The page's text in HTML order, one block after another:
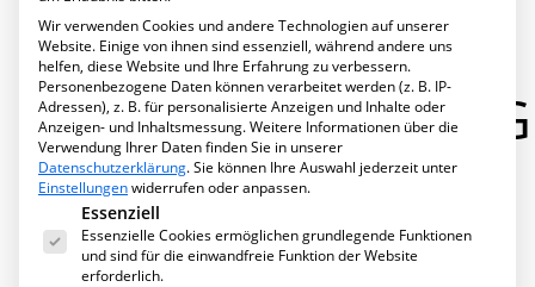
SCHLAGWORT:
KOSTENRECHNUNG
Wir verwenden Cookies und andere Technologien auf unserer
Website. Einige von ihnen sind essenziell, während andere uns
helfen, diese Website und Ihre Erfahrung zu verbessern.
Personenbezogene Daten können verarbeitet werden (z. B. IP-
Adressen), z. B. für personalisierte Anzeigen und Inhalte oder
Anzeigen- und Inhaltsmessung.Weitere Informationen über die
Verwendung Ihrer Daten finden Sie in unserer
Datenschutzerklärung.Sie können Ihre Auswahl jederzeit unter
Einstellungenwiderrufen oder anpassen.
Es folgt eine Liste der Service-Gruppen, für die eine
Essenziell
Essenzielle Cookies ermöglichen grundlegende Funktionen
und sind für die einwandfreie Funktion der Website
erforderlich.